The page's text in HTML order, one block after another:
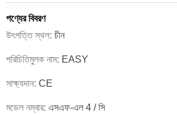
পণ্যের বিবরণ
উৎপত্তি স্থল: চীন
পরিচিতিমুলক নাম: EASY
সাক্ষ্যদান: CE
মডেল নম্বার: এসএফ-এল 4 / সি